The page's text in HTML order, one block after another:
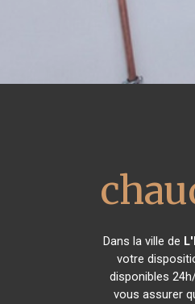
Dans la ville de
votre
disponibles
vous assurer